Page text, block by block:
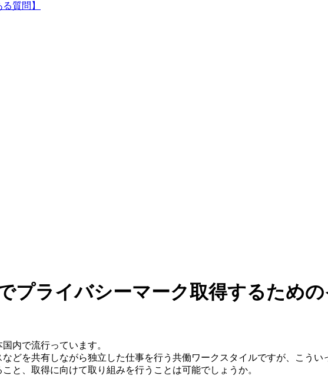
質問】
プライバシーマーク取得するため
内で流行っています。
どを共有しながら独立した仕事を行う共働ワークスタイルですが、こう
と、取得に向けて取り組みを行うことは可能でしょうか。